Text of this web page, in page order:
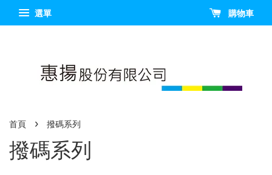
選單 購物車
首頁 › 撥碼系列
撥碼系列